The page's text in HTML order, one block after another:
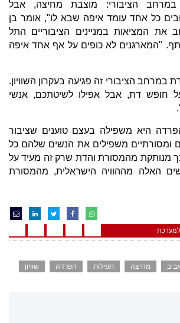
הציבורי: מוצבת מחיצה, אבל
כל אחד עומד איפה שבא לו", אומר בן
את המציאות במניינים הציבוריים התל
"המארגנים לא כופים על אף אחד איפה
במרחב הציבורי זה פגיעה בעקרון השוויון.
חופש דת, אבל אפילו לשיטתכם, אנשי
היא משפילה בעצם טוענים שציבור
ומסורתיים משפילים את הנשים שלהם כל
מנותקת מהמסורת והדת שרק זה מעיד על
האלה מההוויה הישראלית, מהמסורת
למערכת
מחיצה תפילות הפרדה שוויון